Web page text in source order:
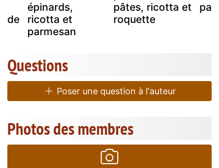
de
épinards,
ricotta et
parmesan
pâtes, ricotta et
roquette
Questions
Poser une question à l'auteur
Photos des membres